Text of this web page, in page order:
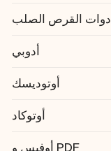
القرص الصلب
أدوبي
أوتوديسك
أوتوكاد
أوفيس و PDF